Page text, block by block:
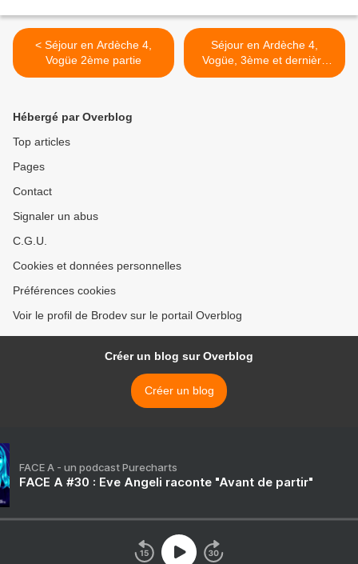
< Séjour en Ardèche 4,
Vogüe 2ème partie
Séjour en Ardèche 4,
Vogüe, 3ème et dernière
partie >
Hébergé par Overblog
Top articles
Pages
Contact
Signaler un abus
C.G.U.
Cookies et données personnelles
Préférences cookies
Voir le profil de Brodev sur le portail Overblog
Créer un blog sur Overblog
Créer un blog
FACE A - un podcast Purecharts
FACE A #30 : Eve Angeli raconte "Avant de partir"